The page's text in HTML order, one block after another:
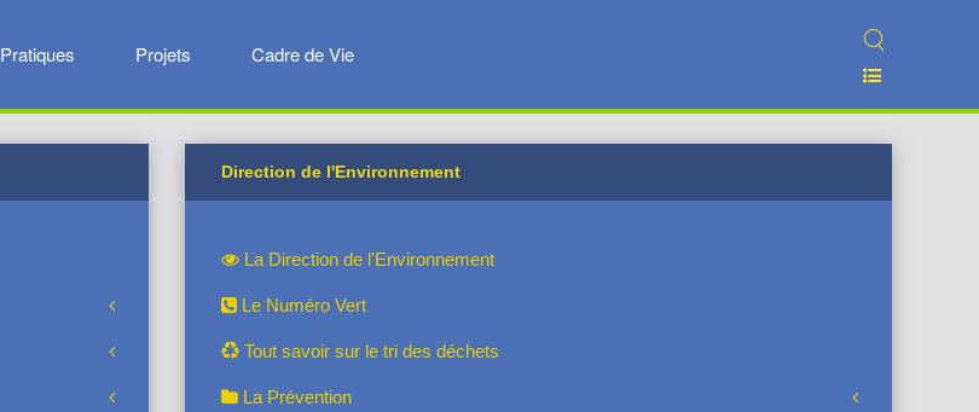
Pratiques Projets Cadre de Vie
Direction de l'Environnement
La Direction de l'Environnement
Le Numéro Vert
Tout savoir sur le tri des déchets
La Prévention